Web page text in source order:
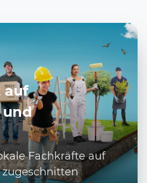
auf
und
Fachkräfte auf